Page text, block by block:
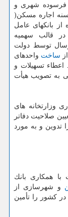
فرسوده شهری و
اجاره مسكن(
بانكهای عامل
در قالب سهمیه
توسط دولت
ساخت واحدهای
اعطاء تسهیلات و
به تصویب هیأت
صلاحیت دفاتر
تدوین و به مورد
همكاری بانك
و شهرسازی از
در كشور را تأمین